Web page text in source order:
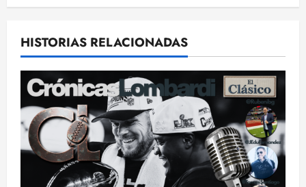
HISTORIAS RELACIONADAS